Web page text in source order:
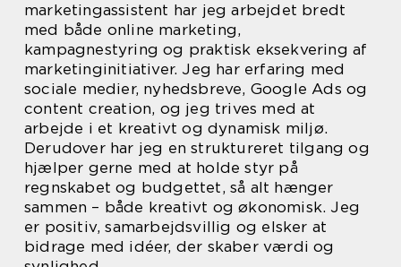
marketingassistent har jeg arbejdet bredt
med både online marketing,
kampagnestyring og praktisk eksekvering af
marketinginitiativer. Jeg har erfaring med
sociale medier, nyhedsbreve, Google Ads og
content creation, og jeg trives med at
arbejde i et kreativt og dynamisk miljø.
Derudover har jeg en struktureret tilgang og
hjælper gerne med at holde styr på
regnskabet og budgettet, så alt hænger
sammen – både kreativt og økonomisk. Jeg
er positiv, samarbejdsvillig og elsker at
bidrage med idéer, der skaber værdi og